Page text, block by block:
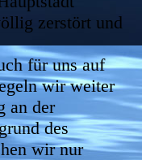
zerstört und
für uns auf
wir weiter
an der
des
wir nur